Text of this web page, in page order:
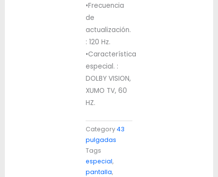
•Frecuencia
de
actualización.
: 120 Hz.
•Característica
especial. :
DOLBY VISION,
XUMO TV, 60
HZ.
Category43
pulgadas
Tags
especial,
pantalla,